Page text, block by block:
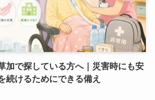
加で探している方へ｜災害時にも安
続けるためにできる備え